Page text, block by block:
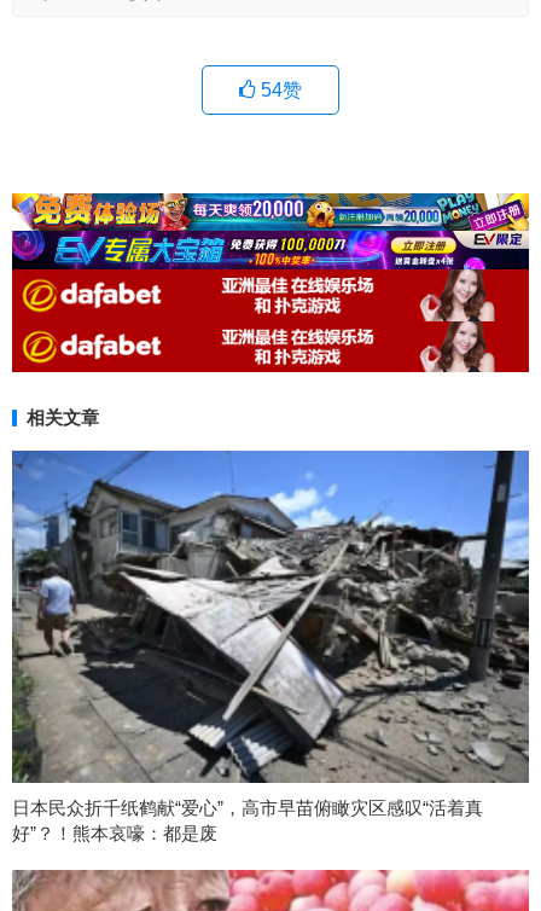
54赞
相关文章
日本民众折千纸鹤献“爱心”，高市早苗俯瞰灾区感叹“活着真
好”？！熊本哀嚎：都是废